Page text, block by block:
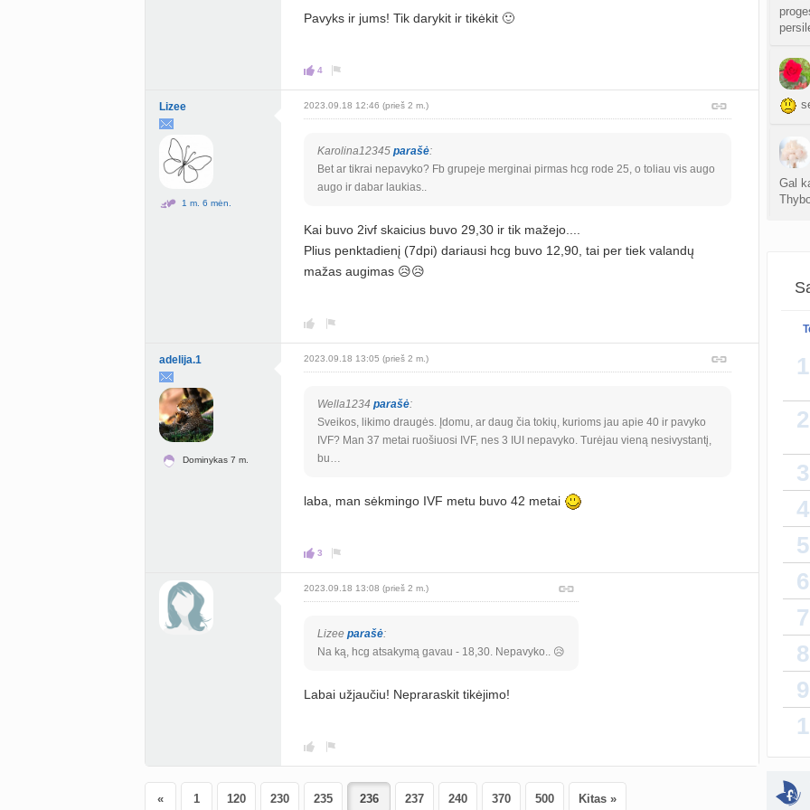
Pavyks ir jums! Tik darykit ir tikėkit 🙂
4
Lizee
1 m. 6 mėn.
2023.09.18 12:46 (prieš 2 m.)
Karolina12345 parašė:
Bet ar tikrai nepavyko? Fb grupeje merginai pirmas hcg rode 25, o toliau vis augo
augo ir dabar laukias..
Kai buvo 2ivf skaicius buvo 29,30 ir tik mažejo....
Plius penktadienį (7dpi) dariausi hcg buvo 12,90, tai per tiek valandų
mažas augimas 😥😥
adelija.1
Dominykas 7 m.
2023.09.18 13:05 (prieš 2 m.)
Wella1234 parašė:
Sveikos, likimo draugės. Įdomu, ar daug čia tokių, kurioms jau apie 40 ir pavyko
IVF? Man 37 metai ruošiuosi IVF, nes 3 IUI nepavyko. Turėjau vieną nesivystantį,
bu…
laba, man sėkmingo IVF metu buvo 42 metai
3
2023.09.18 13:08 (prieš 2 m.)
Lizee parašė:
Na ką, hcg atsakymą gavau - 18,30. Nepavyko.. 😥
Labai užjaučiu! Nepraraskit tikėjimo!
« 1 120 230 235 237 240 370 500 Kitas »
sukurta
sukurta
sukurta
Gal
1
2
3
4
5
6
7
8
9